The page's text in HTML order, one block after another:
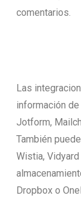
comentarios.
Las
información
Jotform,
También
Wistia,
Dropbox o